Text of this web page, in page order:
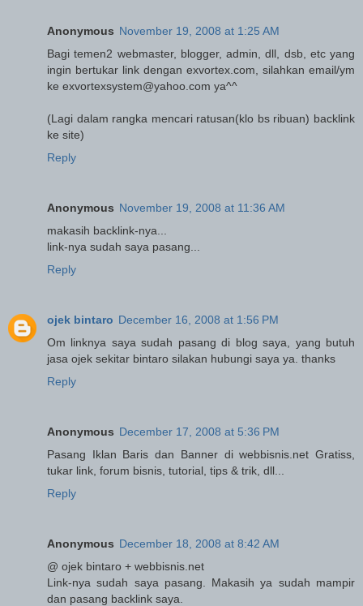
Anonymous November 19, 2008 at 1:25 AM
Bagi temen2 webmaster, blogger, admin, dll, dsb, etc yang
ingin bertukar link dengan exvortex.com, silahkan email/ym
ke exvortexsystem@yahoo.com ya^^
(Lagi dalam rangka mencari ratusan(klo bs ribuan) backlink
ke site)
Reply
Anonymous November 19, 2008 at 11:36 AM
makasih backlink-nya...
link-nya sudah saya pasang...
Reply
ojek bintaro December 16, 2008 at 1:56 PM
Om linknya saya sudah pasang di blog saya, yang butuh
jasa ojek sekitar bintaro silakan hubungi saya ya. thanks
Reply
Anonymous December 17, 2008 at 5:36 PM
Pasang Iklan Baris dan Banner di webbisnis.net Gratiss,
tukar link, forum bisnis, tutorial, tips & trik, dll...
Reply
Anonymous December 18, 2008 at 8:42 AM
@ ojek bintaro + webbisnis.net
Link-nya sudah saya pasang. Makasih ya sudah mampir
dan pasang backlink saya.